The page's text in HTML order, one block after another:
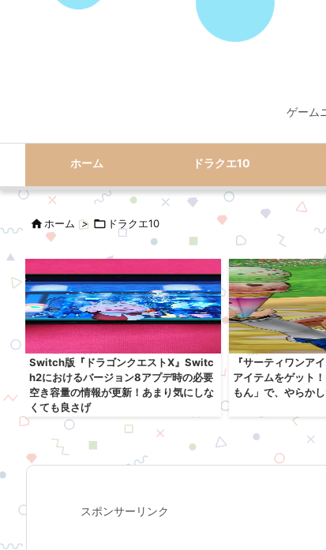
ゲーム
ホーム ドラクエ10
ホーム >  ドラクエ10
Switch版『ドラゴンクエストX』Switc
h2におけるバージョン8アプデ時の必要
空き容量の情報が更新！あまり気にしな
くても良さげ
『サーティワンア
アイテムをゲット
もん」で、やらか
スポンサーリンク